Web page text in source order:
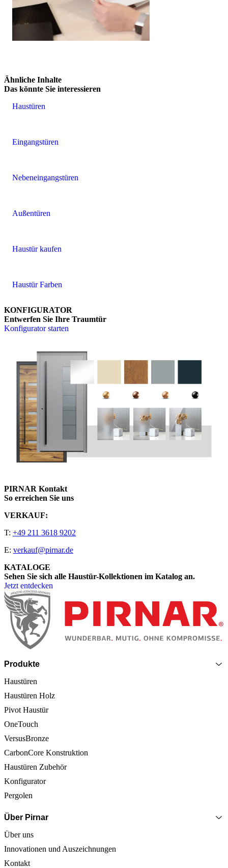
Ähnliche Inhalte
Das könnte Sie interessieren
Haustüren
Eingangstüren
Nebeneingangstüren
Außentüren
Haustür kaufen
Haustür Farben
KONFIGURATOR
Entwerfen Sie Ihre Traumtür
Konfigurator starten
PIRNAR Kontakt
So erreichen Sie uns
VERKAUF:
T: +49 211 3618 9202
E: verkauf@pirnar.de
KATALOGE
Sehen Sie sich alle Haustür-Kollektionen im Katalog an.
Jetzt entdecken
Seitenfooter
Produkte
Haustüren
Haustüren Holz
Pivot Haustür
OneTouch
VersusBronze
CarbonCore Konstruktion
Haustüren Zubehör
Konfigurator
Pergolen
Über Pirnar
Über uns
Innovationen und Auszeichnungen
Kontakt